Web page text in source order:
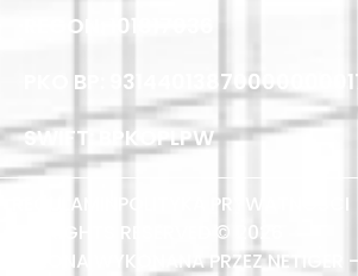
REGON: 101817036
PKO BP:
SWIFT: BPKOPLPW
REGULAMIN
POLITYKA PRYWATNOŚCI
ALL RIGHTS RESERVED © 2026
STRONA WYKONANA PRZEZ